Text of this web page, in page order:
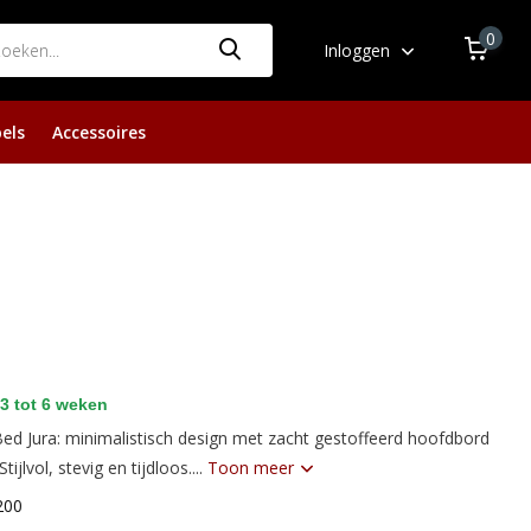
Inloggen
0
Accessoires
tot 6 weken
Jura: minimalistisch design met zacht gestoffeerd hoofdbord
stevig en tijdloos.... Toon meer